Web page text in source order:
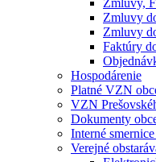
Zmluvy,
Zmluvy
Zmluvy
Faktúry
Hospodárenie
Platné VZN
VZN
Dokumenty
Interné
Verejné